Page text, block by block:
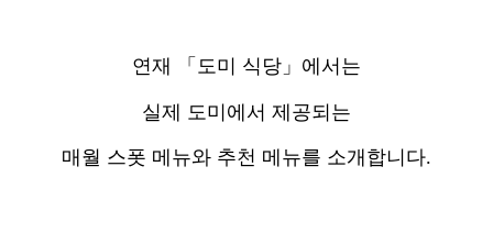
연재 「도미 식당」에서는
실제 도미에서 제공되는
매월 스폿 메뉴와 추천 메뉴를 소개합니다.